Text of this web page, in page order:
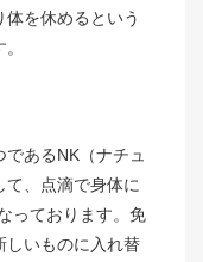
を休めるという
あるNK（ナチュ
て、点滴で身体に
っております。免
しいものに入れ替